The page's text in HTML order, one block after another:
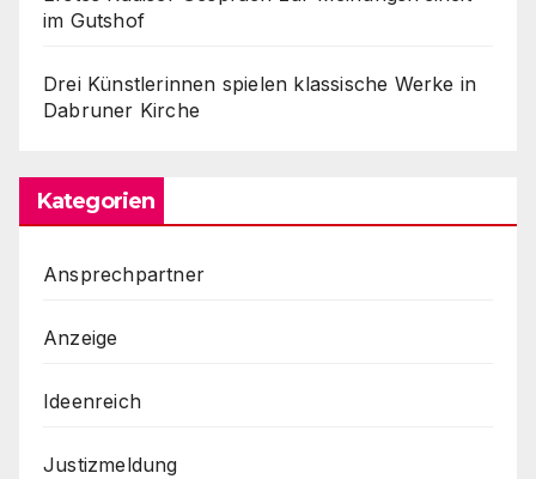
im Gutshof
Drei Künstlerinnen spielen klassische Werke in
Dabruner Kirche
Kategorien
Ansprechpartner
Anzeige
Ideenreich
Justizmeldung